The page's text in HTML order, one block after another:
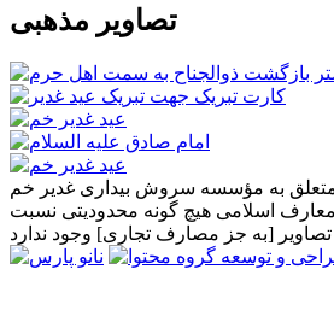
تصاویر مذهبی
متعلق به مؤسسه سروش بیداری غدیر خم
اسلامی هیچ گونه محدودیتی نسبت